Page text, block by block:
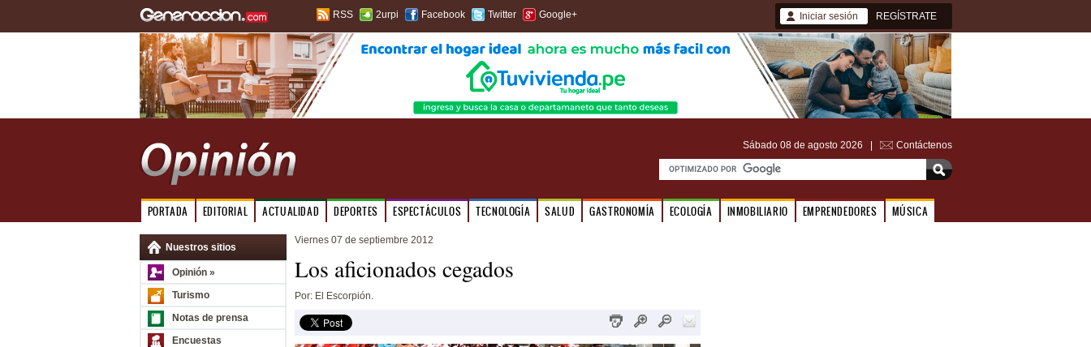
RSS 2urpi Facebook Twitter Google+ Iniciar sesión REGÍSTRATE
Sábado 08 de agosto 2026 | Contáctenos
PORTADA EDITORIAL ACTUALIDAD DEPORTES ESPECTÁCULOS TECNOLOGÍA SALUD GASTRONOMÍA ECOLOGÍA INMOBILIARIO EMPRENDEDORES MÚSICA
Nuestros sitios
Opinión »
Turismo
Notas de prensa
Encuestas
Viernes 07 de septiembre 2012
Los aficionados cegados
Por: El Escorpión.